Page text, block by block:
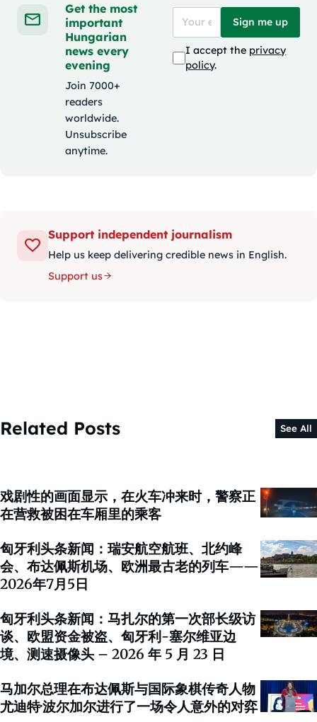
Get the most
important
Hungarian
news every
evening
Join 7000+
readers
worldwide.
Unsubscribe
anytime.
Sign me up
I accept the privacy
policy.
Support independent journalism
Help us keep delivering credible news in English.
Support us
Related Posts See All
戏剧性的画面显示，在火车冲来时，警察正
在营救被困在车厢里的乘客
匈牙利头条新闻：瑞安航空航班、北约峰
会、布达佩斯机场、欧洲最古老的列车——
2026年7月5日
匈牙利头条新闻：马扎尔的第一次部长级访
谈、欧盟资金被盗、匈牙利-塞尔维亚边
境、测速摄像头 – 2026 年 5 月 23 日
马加尔总理在布达佩斯与国际象棋传奇人物
尤迪特·波尔加尔进行了一场令人意外的对弈